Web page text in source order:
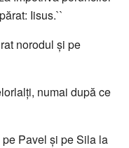
Iisus.``
norodul şi pe
numai după ce
Pavel şi pe Sila la